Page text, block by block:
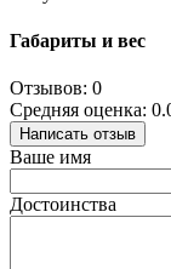
Габариты и вес
Отзывов: 0
Средняя оценка:
Написать отзыв
Ваше имя
Достоинства